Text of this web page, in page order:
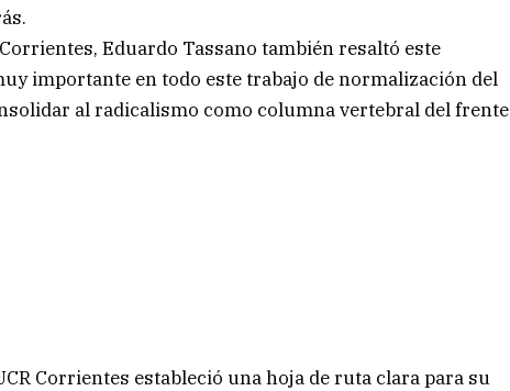
Eduardo Tassano también resaltó este
importante en todo este trabajo de normalización del
al radicalismo como columna vertebral del frente
Corrientes estableció una hoja de ruta clara para su